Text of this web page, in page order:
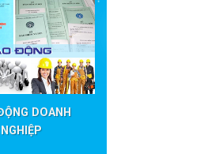
DOANH
NGHIỆP